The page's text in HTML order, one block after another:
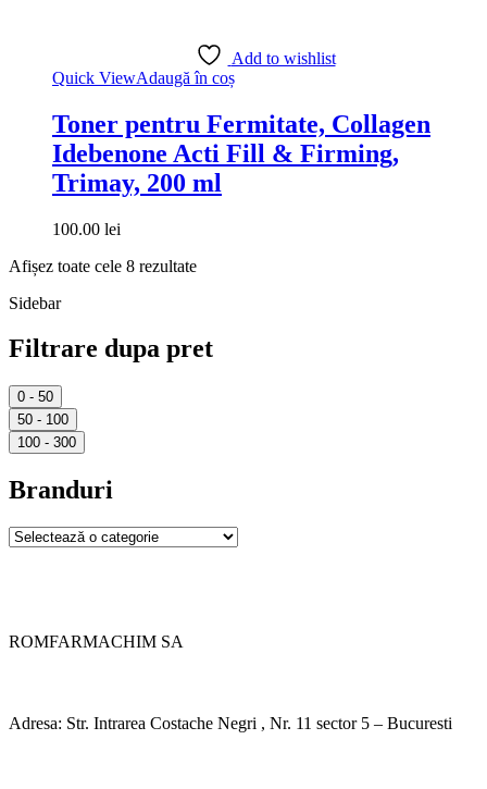
Add to wishlist
Quick ViewAdaugă în coș
Toner pentru Fermitate, Collagen
Idebenone Acti Fill & Firming,
Trimay, 200 ml
100.00 lei
Afișez toate cele 8 rezultate
Sidebar
Filtrare dupa pret
0 - 50
50 - 100
100 - 300
Branduri
ROMFARMACHIM SA
Adresa: Str. Intrarea Costache Negri , Nr. 11 sector 5 – Bucuresti